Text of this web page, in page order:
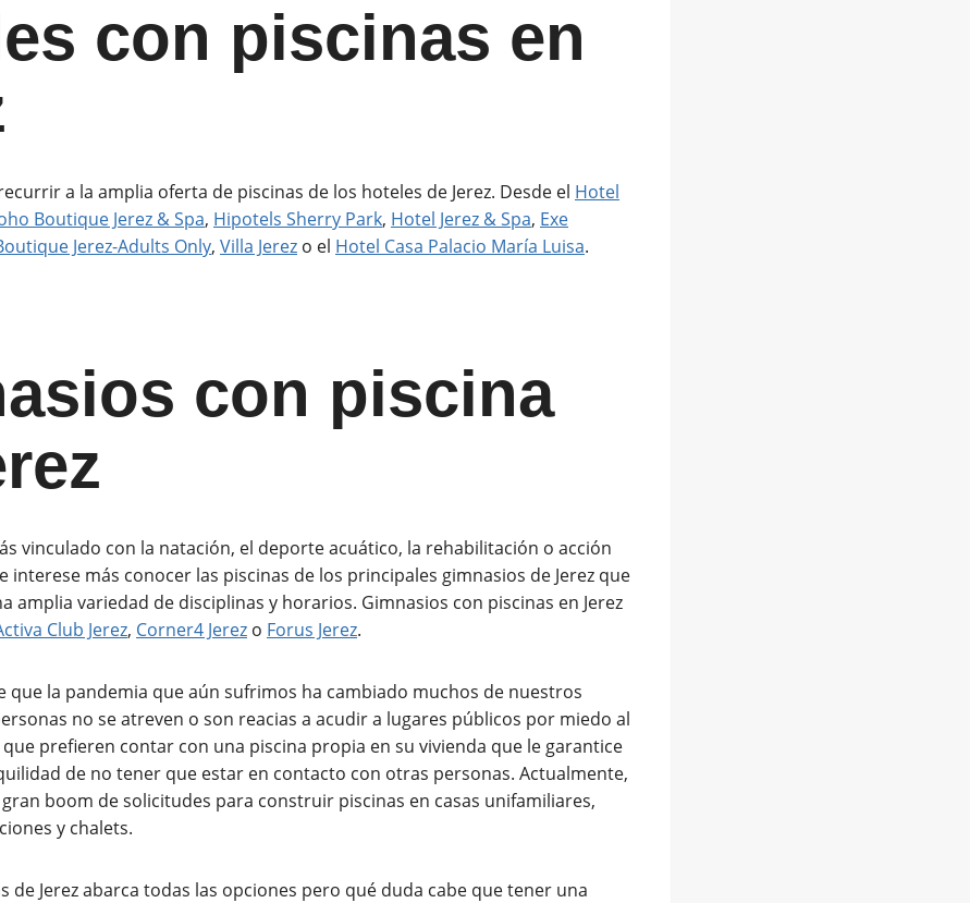
con piscinas en
a la amplia oferta de piscinas de los hoteles de Jerez. Desde el Hotel
Boutique Jerez & Spa, Hipotels Sherry Park, Hotel Jerez & Spa, Exe
Jerez-Adults Only, Villa Jerez o el Hotel Casa Palacio María Luisa.
con piscina
vinculado con la natación, el deporte acuático, la rehabilitación o acción
interese más conocer las piscinas de los principales gimnasios de Jerez que
amplia variedad de disciplinas y horarios. Gimnasios con piscinas en Jerez
Club Jerez, Corner4 Jerez o Forus Jerez.
que la pandemia que aún sufrimos ha cambiado muchos de nuestros
no se atreven o son reacias a acudir a lugares públicos por miedo al
prefieren contar con una piscina propia en su vivienda que le garantice
de no tener que estar en contacto con otras personas. Actualmente,
boom de solicitudes para construir piscinas en casas unifamiliares,
y chalets.
de Jerez abarca todas las opciones pero qué duda cabe que tener una